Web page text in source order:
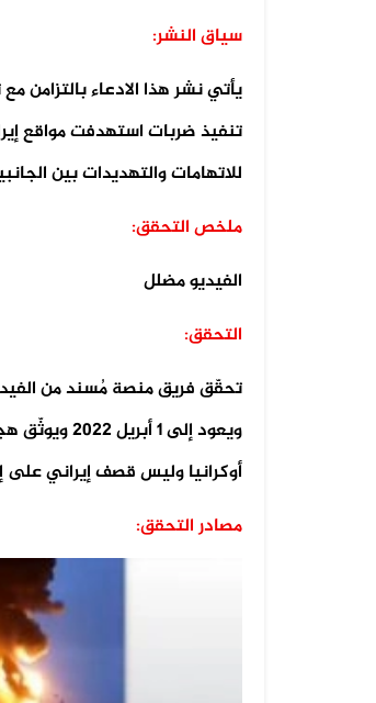
سياق النشر:
يأتي نشر هذا الادعاء بالتزامن
تنفيذ ضربات استهدفت مواقع
للاتهامات والتهديدات بين
ملخص التحقق:
الفيديو مضلل
التحقق:
تحقّق فريق منصة مُسند من
ويعود إلى
أوكرانيا وليس قصف إيراني على
مصادر التحقق: